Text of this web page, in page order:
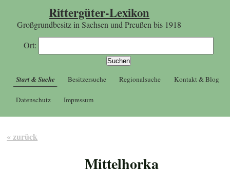
Rittergüter-Lexikon
Großgrundbesitz in Sachsen und Preußen bis 1918
Ort:
Start & Suche Besitzersuche Regionalsuche Kontakt & Blog
Datenschutz Impressum
« zurück
Mittelhorka